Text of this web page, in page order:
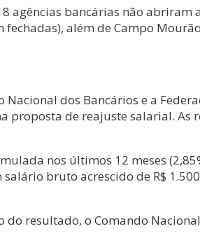
bancárias não abriram
além de Campo
dos Bancários e a
proposta de reajuste salarial.
nos últimos 12 meses
bruto acrescido de R$
resultado, o Comando